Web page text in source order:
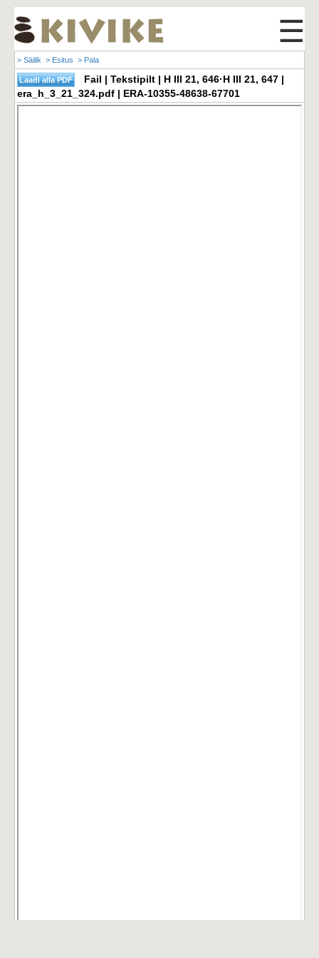
☰
> Säilik > Esitus > Pala
Fail | Tekstipilt | H III 21, 646·H III 21, 647 |
era_h_3_21_324.pdf | ERA-10355-48638-67701